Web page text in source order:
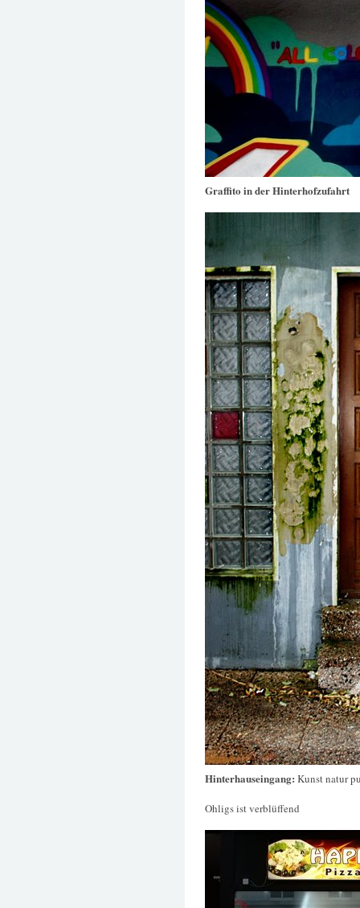
Graffito in der Hinterhofzufahrt
Hinterhauseingang: Kunst natur
Ohligs ist verblüffend